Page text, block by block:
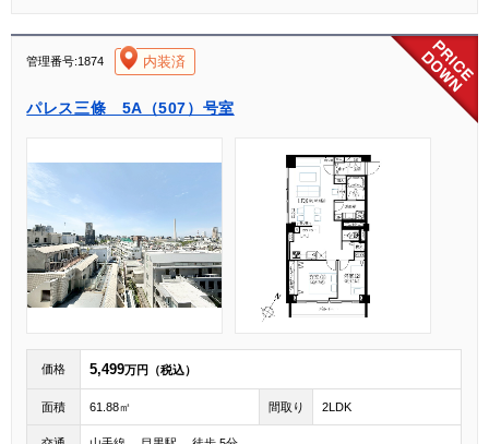
管理番号:1874 内装済
パレス三條 5A（507）号室
価格 5,499万円（税込）
面積 61.88㎡ 間取り 2LDK
[004]